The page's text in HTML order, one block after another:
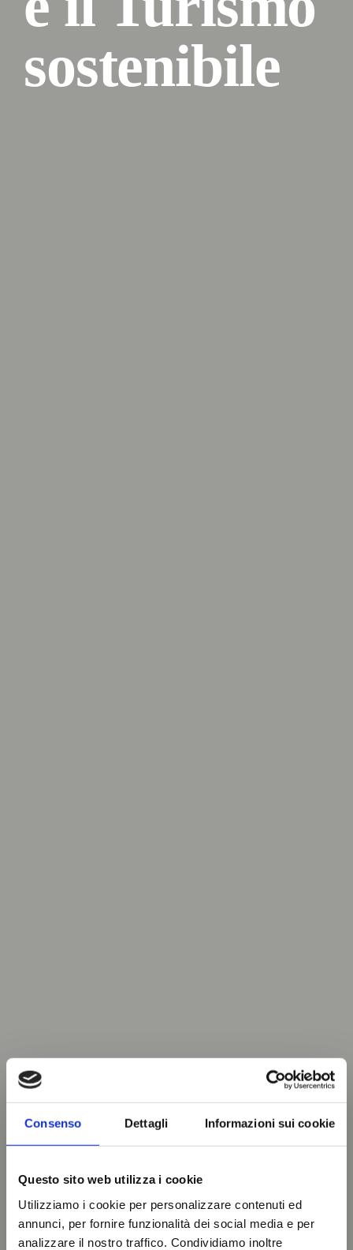
Consenso Dettagli Informazioni sui cookie
Questo sito web utilizza i cookie
Utilizziamo i cookie per personalizzare contenuti ed
annunci, per fornire funzionalità dei social media e per
analizzare il nostro traffico. Condividiamo inoltre
sostenibile